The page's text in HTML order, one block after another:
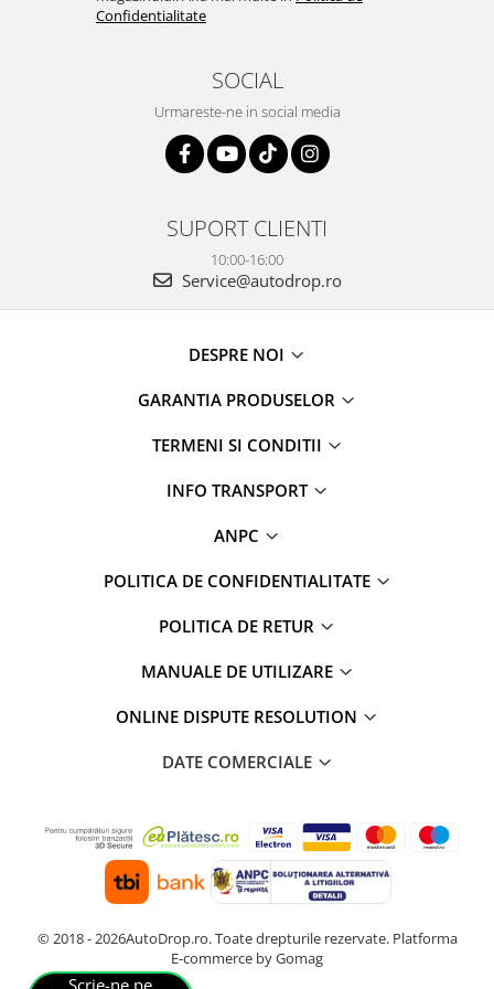
Rame adaptoare Daihatsu
Rame adaptoare Alfa Romeo
Rame adaptoare Nissan
Rame adaptoare Fiat
Rame adaptoare Jeep
Rame adaptoare Chrysler
Rame adaptoare Isuzu
Rame adaptoare Subaru
Rame adaptoare Land Rover
Rame adaptoare Ssangyong
Camere marșarier auto
Confidentialitate
SOCIAL
Urmareste-ne in social media
SUPORT CLIENTI
10:00-16:00
Service@autodrop.ro
DESPRE NOI
GARANTIA PRODUSELOR
TERMENI SI CONDITII
INFO TRANSPORT
ANPC
POLITICA DE CONFIDENTIALITATE
POLITICA DE RETUR
MANUALE DE UTILIZARE
ONLINE DISPUTE RESOLUTION
DATE COMERCIALE
© 2018 - 2026AutoDrop.ro. Toate drepturile rezervate. Platforma
E-commerce by Gomag
Scrie-ne pe